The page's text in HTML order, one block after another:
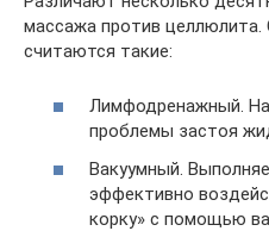
массажа против
считаются такие:
Лимфодренажный.
проблемы застоя
Вакуумный.
эффективно
корку» с помощью